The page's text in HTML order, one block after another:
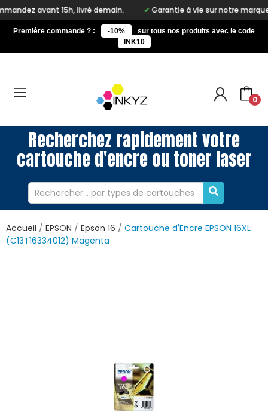
livré demain. Garantie à vie sur notre marque Inkyz
Première commande ? : -10%
sur tous nos produits avec le code
INK10
0
Recherchez rapidement votre
cartouche d'encre ou toner laser
Accueil EPSON Epson 16
Cartouche d'Encre EPSON 16XL
(C13T16334012) Magenta